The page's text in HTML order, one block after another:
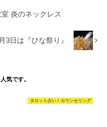
炎のネックレス
3日は『ひな祭り』
気です。
タロット占い / カウンセリング